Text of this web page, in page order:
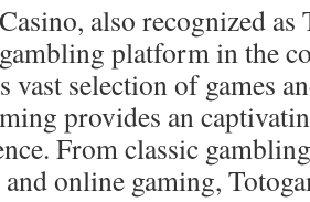
also recognized
platform in the
vast selection of games
provides an
From classic
online gaming,